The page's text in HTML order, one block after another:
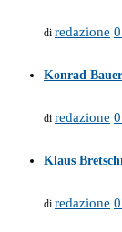
di redazione
Konrad Bauer
di redazione
Klaus
di redazione